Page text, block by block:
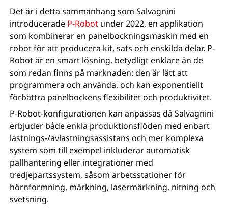
Det är i detta sammanhang som Salvagnini
introducerade P-Robot under 2022, en applikation
som kombinerar en panelbockningsmaskin med en
robot för att producera kit, sats och enskilda delar. P-
Robot är en smart lösning, betydligt enklare än de
som redan finns på marknaden: den är lätt att
programmera och använda, och kan exponentiellt
förbättra panelbockens flexibilitet och produktivitet.
P-Robot-konfigurationen kan anpassas då Salvagnini
erbjuder både enkla produktionsflöden med enbart
lastnings-/avlastningsassistans och mer komplexa
system som till exempel inkluderar automatisk
pallhantering eller integrationer med
tredjepartssystem, såsom arbetsstationer för
hörnformning, märkning, lasermärkning, nitning och
svetsning.